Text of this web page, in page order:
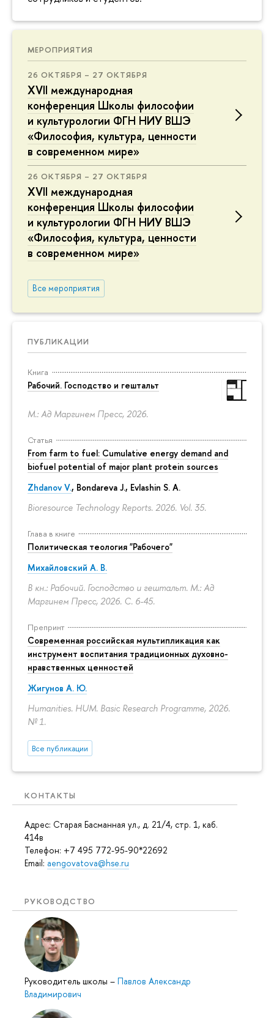
МЕРОПРИЯТИЯ
26 ОКТЯБРЯ – 27 ОКТЯБРЯ
XVII международная
конференция Школы философии
и культурологии ФГН НИУ ВШЭ
«Философия, культура, ценности
в современном мире»
26 ОКТЯБРЯ – 27 ОКТЯБРЯ
XVII международная
конференция Школы философии
и культурологии ФГН НИУ ВШЭ
«Философия, культура, ценности
в современном мире»
Все мероприятия
ПУБЛИКАЦИИ
Книга
Рабочий. Господство и гештальт
М.: Ад Маргинем Пресс, 2026.
Статья
From farm to fuel: Cumulative energy demand and
biofuel potential of major plant protein sources
Zhdanov V., Bondareva J., Evlashin S. A.
Bioresource Technology Reports. 2026. Vol. 35.
Глава в книге
Политическая теология "Рабочего"
Михайловский А. В.
В кн.: Рабочий. Господство и гештальт. М.: Ад
Маргинем Пресс, 2026. С. 6-45.
Препринт
Современная российская мультипликация как
инструмент воспитания традиционных духовно-
нравственных ценностей
Жигунов А. Ю.
Humanities. HUM. Basic Research Programme, 2026.
№ 1.
Все публикации
КОНТАКТЫ
Адрес: Старая Басманная ул., д. 21/4, стр. 1, каб.
414в
Телефон: +7 495 772-95-90*22692
Email: aengovatova@hse.ru
РУКОВОДСТВО
Руководитель школы – Павлов Александр
Владимирович